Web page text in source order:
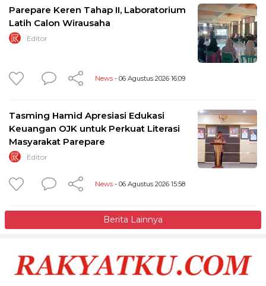
Parepare Keren Tahap II, Laboratorium
Latih Calon Wirausaha
Editor
News - 06 Agustus 2026 16:09
Tasming Hamid Apresiasi Edukasi
Keuangan OJK untuk Perkuat Literasi
Masyarakat Parepare
Editor
News - 06 Agustus 2026 15:58
Berita Lainnya